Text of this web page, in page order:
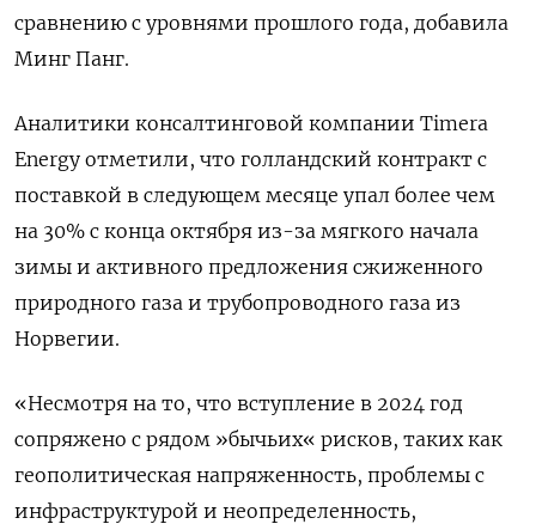
сравнению с уровнями прошлого года, добавила
Минг Панг.
Аналитики консалтинговой компании Timera
Energy отметили, что голландский контракт с
поставкой в следующем месяце упал более чем
на 30% с конца октября из-за мягкого начала
зимы и активного предложения сжиженного
природного газа и трубопроводного газа из
Норвегии.
«Несмотря на то, что вступление в 2024 год
сопряжено с рядом »бычьих« рисков, таких как
геополитическая напряженность, проблемы с
инфраструктурой и неопределенность,